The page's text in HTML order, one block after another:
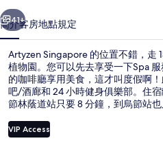
個 下一個
41+
簡介客房地點規定
Artyzen Singapore 的位置不錯，走
植物園。您可以先去享受一下Spa
的咖啡廳享用美食，這才叫度假啊
吧/酒廊和 24 小時健身俱樂部。住
節林蔭道站只要 8 分鐘，到烏節站也
VIP Access